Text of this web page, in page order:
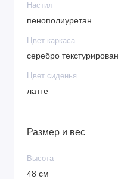
Настил
пенополиуретан
Цвет каркаса
серебро
Цвет сиденья
латте
Размер и вес
Высота
48 см